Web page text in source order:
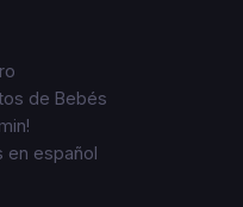
de Bebés
en español